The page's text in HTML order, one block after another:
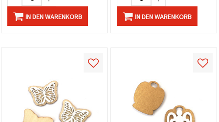
IN DEN WARENKORB IN DEN WARENKORB